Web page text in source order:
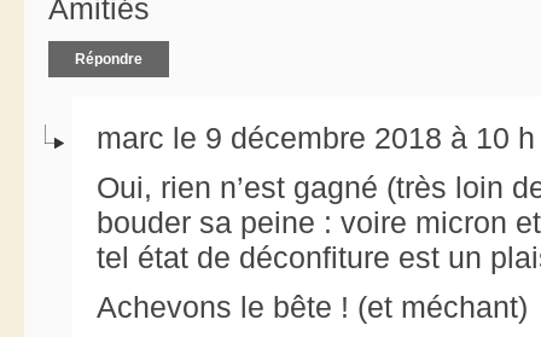
Amitiés
Répondre
marc le 9 décembre 2018 à 10
Oui, rien n’est gagné (très loin
bouder sa peine : voire micron
tel état de déconfiture est un
Achevons le bête ! (et méchant)